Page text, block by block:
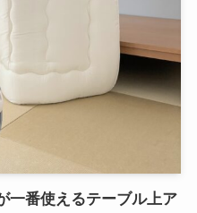
一番使えるテーブル上ア